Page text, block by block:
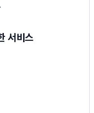
서비스